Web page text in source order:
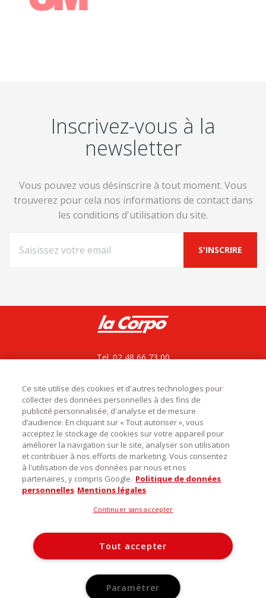
Inscrivez-vous à la
newsletter
Vous pouvez vous désinscrire à tout moment. Vous
trouverez pour cela nos informations de contact dans
les conditions d'utilisation du site.
Tel. 02 48 66 73 00
18570 Le Subdray
service.commercial@labovida.com
Catégories
Infos utiles
Découvrez notre magasin
La Corpo Rungis
Conditions générales de ventes -
Politique d’utilisation des
Ce site utilise des cookies et d'autres technologies pour
collecter des données personnelles à des fins de
publicité personnalisée, d'analyse et de mesure
d’audience. En cliquant sur « Tout autoriser », vous
acceptez le stockage de cookies sur votre appareil pour
améliorer la navigation sur le site, analyser son utilisation
et contribuer à nos efforts de marketing. Vous consentez
à l'utilisation de vos données par nous et nos
partenaires, y compris Google. Politique de données
personnelles Mentions légales
Continuer sans accepter
Tout accepter
Paramétrer